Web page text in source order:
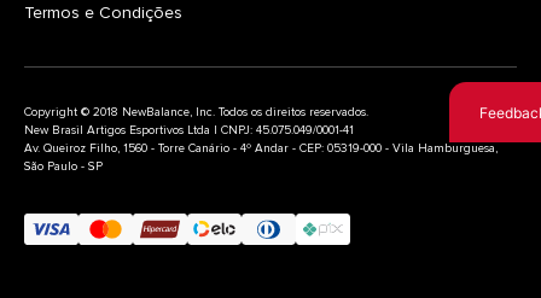
Termos e Condições
Copyright © 2018 NewBalance, Inc. Todos os direitos reservados.
New Brasil Artigos Esportivos Ltda | CNPJ: 45.075.049/0001-41
Av. Queiroz Filho, 1560 - Torre Canário - 4º Andar - CEP: 05319-000 - Vila Hamburguesa,
São Paulo - SP